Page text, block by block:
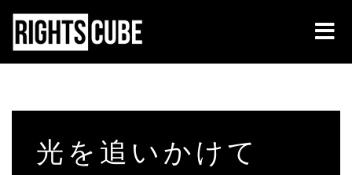
光を追いかけて